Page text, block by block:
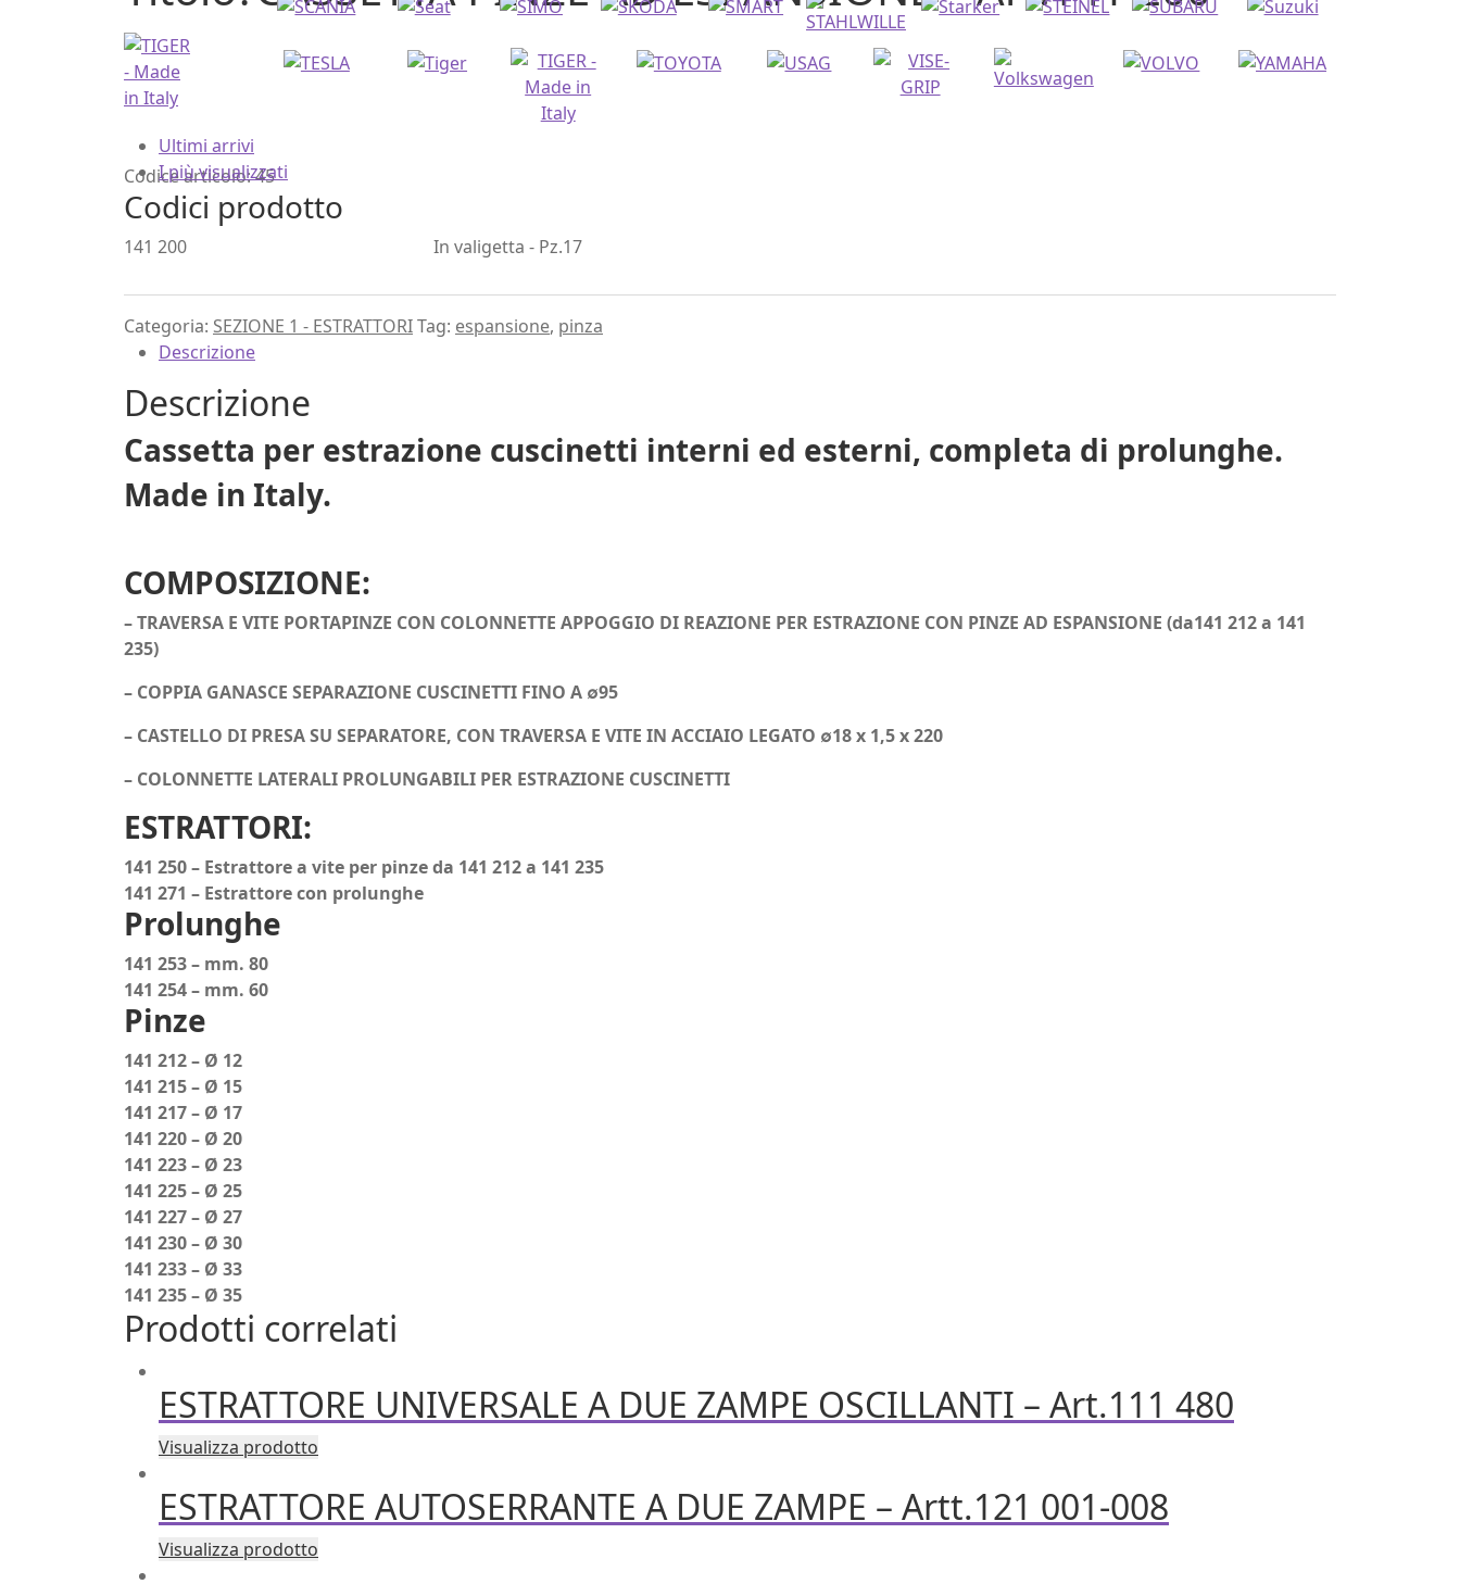
Ultimi arrivi
I più visualizzati
Codice articolo:45
Codici prodotto
141 200 In valigetta - Pz.17
Categoria: SEZIONE 1 - ESTRATTORITag: espansione, pinza
Descrizione
Descrizione
Cassetta per estrazione cuscinetti interni ed esterni, completa di prolunghe.
Made in Italy.
COMPOSIZIONE:
– TRAVERSA E VITE PORTAPINZE CON COLONNETTE APPOGGIO DI REAZIONE PER ESTRAZIONE CON PINZE AD ESPANSIONE (da141 212 a 141
235)
– COPPIA GANASCE SEPARAZIONE CUSCINETTI FINO A ∅95
– CASTELLO DI PRESA SU SEPARATORE, CON TRAVERSA E VITE IN ACCIAIO LEGATO ∅18 x 1,5 x 220
– COLONNETTE LATERALI PROLUNGABILI PER ESTRAZIONE CUSCINETTI
ESTRATTORI:
141 250 – Estrattore a vite per pinze da 141 212 a 141 235
141 271 – Estrattore con prolunghe
Prolunghe
141 253 – mm. 80
141 254 – mm. 60
Pinze
141 212 – Ø 12
141 215 – Ø 15
141 217 – Ø 17
141 220 – Ø 20
141 223 – Ø 23
141 225 – Ø 25
141 227 – Ø 27
141 230 – Ø 30
141 233 – Ø 33
141 235 – Ø 35
Prodotti correlati
ESTRATTORE UNIVERSALE A DUE ZAMPE OSCILLANTI – Art.111 480
Visualizza prodotto
ESTRATTORE AUTOSERRANTE A DUE ZAMPE – Artt.121 001-008
Visualizza prodotto